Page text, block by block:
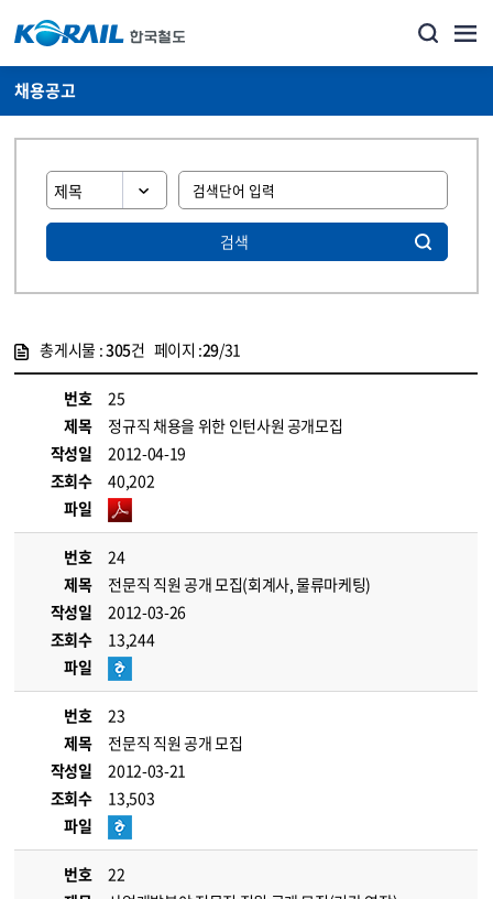
채용공고
검색
총게시물 :305건 페이지 :29/31
번호
25
제목
정규직 채용을 위한 인턴사원 공개모집
작성일
2012-04-19
조회수
40,202
파일
번호
24
제목
전문직 직원 공개 모집(회계사, 물류마케팅)
작성일
2012-03-26
조회수
13,244
파일
번호
23
제목
전문직 직원 공개 모집
작성일
2012-03-21
조회수
13,503
파일
번호
22